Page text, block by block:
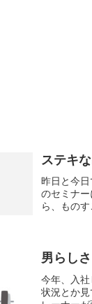
ステキ
昨日と今
のセミナ
ら、もの
男らし
今年、入
状況とか